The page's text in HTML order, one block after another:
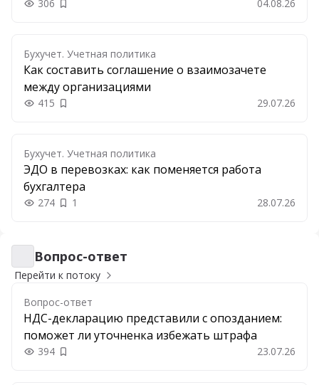
306 Добавить в закладки 04.08.26
Бухучет. Учетная политика
Как составить соглашение о взаимозачете
между организациями
415 Добавить в закладки 29.07.26
Бухучет. Учетная политика
ЭДО в перевозках: как поменяется работа
бухгалтера
274 1 28.07.26
Вопрос-ответ
Вопрос-ответ
Перейти к потоку
Вопрос-ответ
НДС-декларацию представили с опозданием:
поможет ли уточненка избежать штрафа
394 Добавить в закладки 23.07.26